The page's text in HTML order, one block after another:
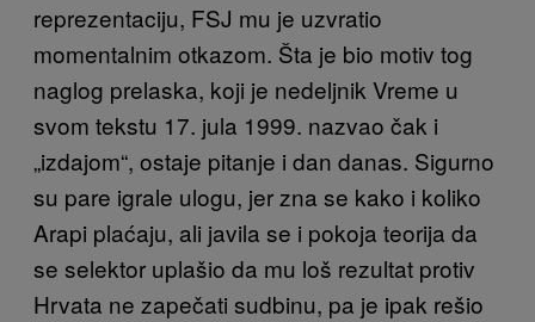
reprezentaciju, FSJ mu je uzvratio
momentalnim otkazom. Šta je bio motiv tog
naglog prelaska, koji je nedeljnik Vreme u
svom tekstu 17. jula 1999. nazvao čak i
„izdajom“, ostaje pitanje i dan danas. Sigurno
su pare igrale ulogu, jer zna se kako i koliko
Arapi plaćaju, ali javila se i pokoja teorija da
se selektor uplašio da mu loš rezultat protiv
Hrvata ne zapečati sudbinu, pa je ipak rešio